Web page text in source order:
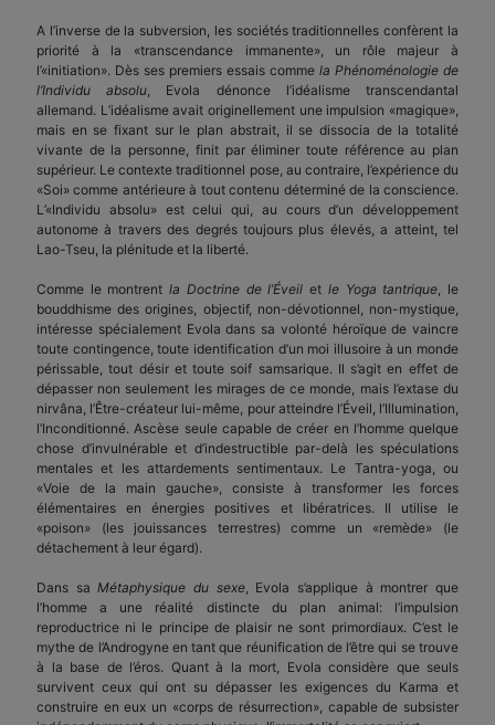
A l’inverse de la subversion, les sociétés traditionnelles confèrent la
priorité à la «transcendance immanente», un rôle majeur à
l’«initiation». Dès ses premiers essais comme la Phénoménologie de
l’Individu absolu , Evola dénonce l’idéalisme transcendantal
allemand. L’idéalisme avait originellement une impulsion «magique»,
mais en se fixant sur le plan abstrait, il se dissocia de la totalité
vivante de la personne, finit par éliminer toute référence au plan
supérieur. Le contexte traditionnel pose, au contraire, l’expérience du
«Soi» comme antérieure à tout contenu déterminé de la conscience.
L’«Individu absolu» est celui qui, au cours d’un développement
autonome à travers des degrés toujours plus élevés, a atteint, tel
Lao-Tseu, la plénitude et la liberté.
Comme le montrentla Doctrine de l’Éveil et le Yoga tantrique , le
bouddhisme des origines, objectif, non-dévotionnel, non-mystique,
intéresse spécialement Evola dans sa volonté héroïque de vaincre
toute contingence, toute identification d’un moi illusoire à un monde
périssable, tout désir et toute soif samsarique. Il s’agit en effet de
dépasser non seulement les mirages de ce monde, mais l’extase du
nirvâna, l’Être-créateur lui-même, pour atteindre l’Éveil, l’Illumination,
l’Inconditionné. Ascèse seule capable de créer en l’homme quelque
chose d’invulnérable et d’indestructible par-delà les spéculations
mentales et les attardements sentimentaux. Le Tantra-yoga, ou
«Voie de la main gauche», consiste à transformer les forces
élémentaires en énergies positives et libératrices. Il utilise le
«poison» (les jouissances terrestres) comme un «remède» (le
détachement à leur égard).
Dans saMétaphysique du sexe, Evola s’applique à montrer que
l’homme a une réalité distincte du plan animal: l’impulsion
reproductrice ni le principe de plaisir ne sont primordiaux. C’est le
mythe de l’Androgyne en tant que réunification de l’être qui se trouve
à la base de l’éros. Quant à la mort, Evola considère que seuls
survivent ceux qui ont su dépasser les exigences du Karma et
construire en eux un «corps de résurrection», capable de subsister